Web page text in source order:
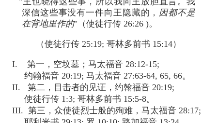
深信这些事没有一件向王隐藏的， 因都不是
在背地里作的"（使徒行传 26:26 )。
（使徒行传 25:19; 哥林多前书 15:14）
I. 第一，空坟墓；马太福音 28:12-15;
约翰福音 20:19; 马太福音 27:63-64, 65, 66。
II. 第二，目击者的见证，约翰福音 20:19;
使徒行传 1:3; 哥林多前书 15:5-8。
III. 第三，众使徒烈士般的殉难，马太福音 28:17;